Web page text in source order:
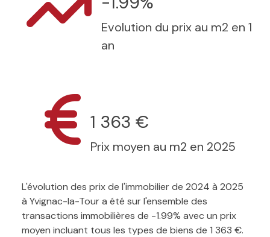
Evolution du prix au m2 en 1
an
1 363 €
Prix moyen au m2 en 2025
L'évolution des prix de l'immobilier de 2024 à 2025
à Yvignac-la-Tour a été sur l'ensemble des
transactions immobilières de -1.99% avec un prix
moyen incluant tous les types de biens de 1 363 €.